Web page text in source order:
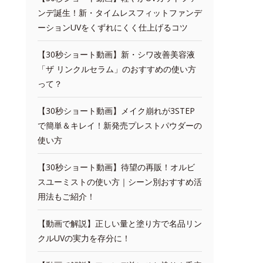
ンデ誕生！新・タイムレスフィットファンデ
ーションUVをくずれにくく仕上げるコツ
【30秒ショート動画】新・シワ改善美容液
「ザ リンクルセラム」のおすすめの使い方
って？
【30秒ショート動画】メイク崩れが3STEP
で簡単＆キレイ！新発売プレストパウダーの
使い方
【30秒ショート動画】待望の再販！オルビ
スユーミストの使い方｜シーン別おすすめ活
用法もご紹介！
【動画で解説】正しい量と塗り方で名品リン
クルUVの実力を存分に！